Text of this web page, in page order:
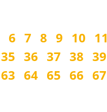
6 7 8 9 10 11
35 36 37 38 39
63 64 65 66 67